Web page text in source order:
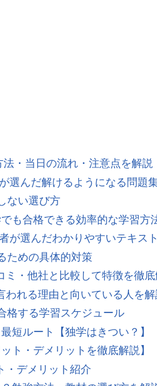
法・当日の流れ・注意点を解説
選んだ解けるようになる問題
ない選び方
も合格できる効率的な学習方
が選んだわかりやすいテキスト
ための具体的対策
ミ・他社と比較して特徴を徹
われる理由と向いている人を解
格する学習スケジュール
短ルート【独学はきつい？】
ト・デメリットを徹底解説】
・デメリット紹介